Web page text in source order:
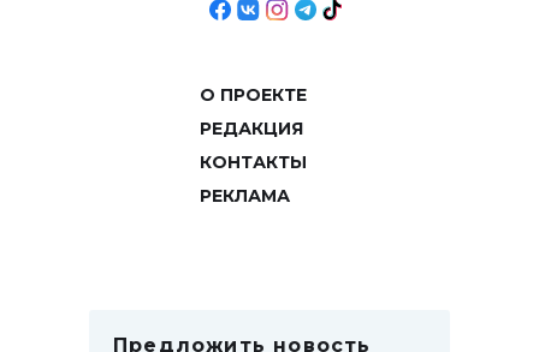
О ПРОЕКТЕ
РЕДАКЦИЯ
КОНТАКТЫ
РЕКЛАМА
Предложить новость